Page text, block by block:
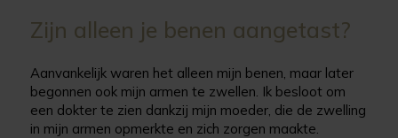
Zijn alleen je benen aangetast?
Aanvankelijk waren het alleen mijn benen, maar later
begonnen ook mijn armen te zwellen. Ik besloot om
een ​​dokter te zien dankzij mijn moeder, die de zwelling
in mijn armen opmerkte en zich zorgen maakte.